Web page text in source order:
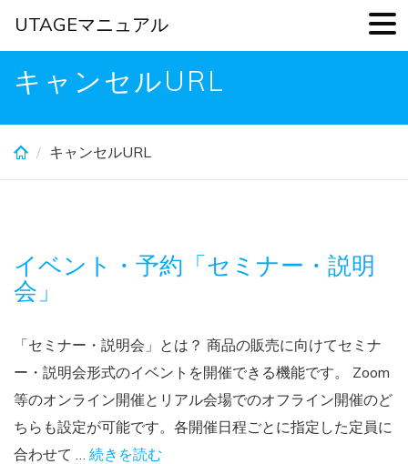
Skip
キャンセルURL
キャンセルURL
イベント・予約「セミナー・説明
会」
「セミナー・説明会」とは？ 商品の販売に向けてセミナ
ー・説明会形式のイベントを開催できる機能です。 Zoom
等のオンライン開催とリアル会場でのオフライン開催のど
ちらも設定が可能です。各開催日程ごとに指定した定員に
合わせて … 続きを読む
UTAGEマニュアル